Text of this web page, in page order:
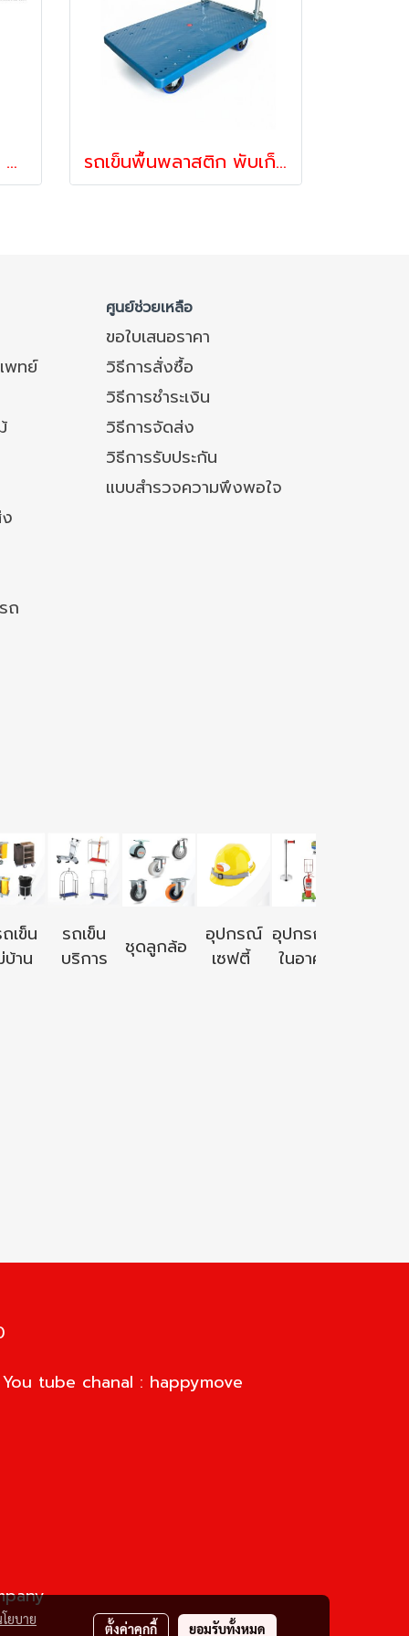
รถเข็นบรรทุกขนาดใหญ่ Cash and carry (เหมือนห้าง Makro) Happy Move 51706 รถเข็นพื้นพลาสติก พับเก็บได้ รุ่นใหม่ ทนทาน รับน้ำหนัก150กก300กก.
ศูนย์ช่วยเหลือ
ขอใบเสนอราคา
พทย์
วิธีการสั่งซื้อ
วิธีการชำระเงิน
วิธีการจัดส่ง
วิธีการรับประกัน
แบบสำรวจความพึงพอใจ
ถ
เข็น
าน
รถเข็น
บริการ
ชุดลูกล้อ
อุปกรณ์
เซฟตี้
อุปกรณ์ใช้
ในอาคาร
You tube chanal : happymove
ยบาย
ตั้งค่าคุกกี้ ยอมรับทั้งหมด